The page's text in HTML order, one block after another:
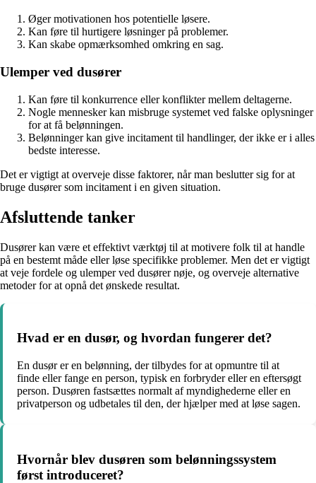
Øger motivationen hos potentielle løsere.
Kan føre til hurtigere løsninger på problemer.
Kan skabe opmærksomhed omkring en sag.
Ulemper ved dusører
Kan føre til konkurrence eller konflikter mellem deltagerne.
Nogle mennesker kan misbruge systemet ved falske oplysninger
for at få belønningen.
Belønninger kan give incitament til handlinger, der ikke er i alles
bedste interesse.
Det er vigtigt at overveje disse faktorer, når man beslutter sig for at
bruge dusører som incitament i en given situation.
Afsluttende tanker
Dusører kan være et effektivt værktøj til at motivere folk til at handle
på en bestemt måde eller løse specifikke problemer. Men det er vigtigt
at veje fordele og ulemper ved dusører nøje, og overveje alternative
metoder for at opnå det ønskede resultat.
Hvad er en dusør, og hvordan fungerer det?
En dusør er en belønning, der tilbydes for at opmuntre til at
finde eller fange en person, typisk en forbryder eller en eftersøgt
person. Dusøren fastsættes normalt af myndighederne eller en
privatperson og udbetales til den, der hjælper med at løse sagen.
Hvornår blev dusøren som belønningssystem
først introduceret?